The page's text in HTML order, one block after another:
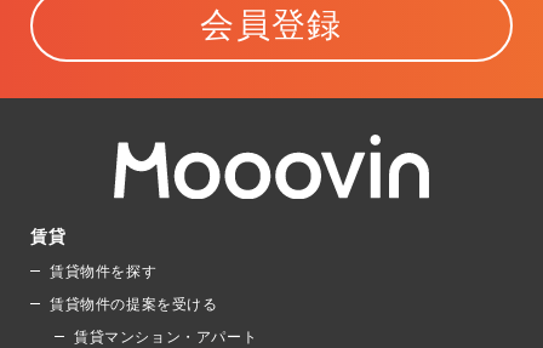
会員登録
賃貸
賃貸物件を探す
賃貸物件の提案を受ける
賃貸マンション・アパート